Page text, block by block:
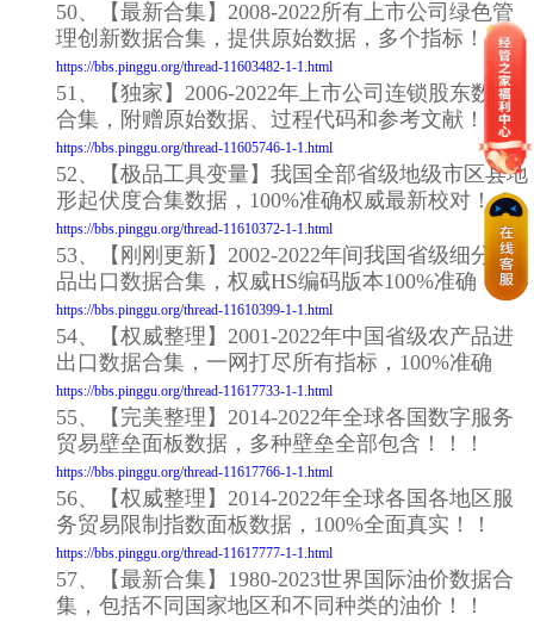
50、【最新合集】2008-2022所有上市公司绿色管
理创新数据合集，提供原始数据，多个指标！
https://bbs.pinggu.org/thread-11603482-1-1.html
51、【独家】2006-2022年上市公司连锁股东数据
合集，附赠原始数据、过程代码和参考文献！
https://bbs.pinggu.org/thread-11605746-1-1.html
52、【极品工具变量】我国全部省级地级市区县地
形起伏度合集数据，100%准确权威最新校对！
https://bbs.pinggu.org/thread-11610372-1-1.html
53、【刚刚更新】2002-2022年间我国省级细分产
品出口数据合集，权威HS编码版本100%准确！
https://bbs.pinggu.org/thread-11610399-1-1.html
54、【权威整理】2001-2022年中国省级农产品进
出口数据合集，一网打尽所有指标，100%准确
https://bbs.pinggu.org/thread-11617733-1-1.html
55、【完美整理】2014-2022年全球各国数字服务
贸易壁垒面板数据，多种壁垒全部包含！！！
https://bbs.pinggu.org/thread-11617766-1-1.html
56、【权威整理】2014-2022年全球各国各地区服
务贸易限制指数面板数据，100%全面真实！！
https://bbs.pinggu.org/thread-11617777-1-1.html
57、【最新合集】1980-2023世界国际油价数据合
集，包括不同国家地区和不同种类的油价！！